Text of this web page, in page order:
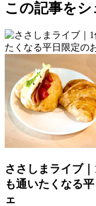
この記事をシ
ささしまライブ
も通いたくなる
ェ